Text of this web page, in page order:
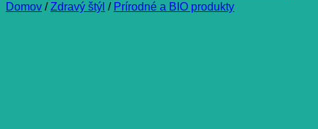
Domov / Zdravý štýl / Prírodné a BIO produkty